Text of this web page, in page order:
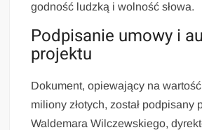
godność ludzką i wolność słowa.
Podpisanie umowy i
projektu
Dokument, opiewający na
miliony złotych, został podpisany
Waldemara Wilczewskiego,